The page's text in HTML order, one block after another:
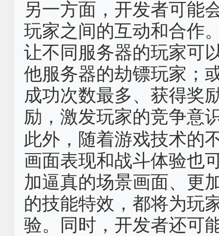
另一方面，开发者可能
玩家之间的互动和合作
让不同服务器的玩家可
他服务器的劫镖玩家；
成功次数最多、获得奖
励，激发玩家的竞争意
此外，随着游戏技术的
画面表现和战斗体验也
加逼真的场景画面、更
的技能特效，都将为玩
验。同时，开发者还可